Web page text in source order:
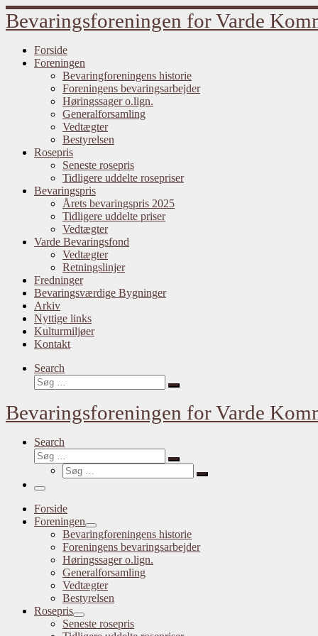
Fortsæt
til
Bevaringsforeningen for Varde
Forside
Foreningen
Bevaringforeningens historie
Foreningens bevaringsarbejder
Høringssager o.lign.
Generalforsamling
Vedtægter
Bestyrelsen
Rosepris
Seneste rosepris
Tidligere uddelte rosepriser
Bevaringspris
Årets bevaringspris 2025
Tidligere uddelte priser
Vedtægter
Varde Bevaringsfond
Vedtægter
Retningslinjer
Fredninger
Bevaringsværdige Bygninger
Arkiv
Nyttige links
Kulturmiljøer
Kontakt
Search
Søg
Søg
Bevaringsforeningen for Varde
Search
Søg
Søg
Søg
Søg
Menu
Forside
Foreningen
Bevaringforeningens historie
Foreningens bevaringsarbejder
Høringssager o.lign.
Generalforsamling
Vedtægter
Bestyrelsen
Rosepris
Seneste rosepris